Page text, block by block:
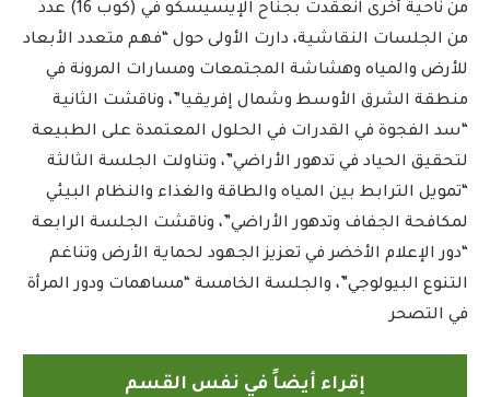
من ناحية أخرى انعقدت بجناح الإيسيسكو في (كوب 16) عدد
من الجلسات النقاشية، دارت الأولى حول “فهم متعدد الأبعاد
للأرض والمياه وهشاشة المجتمعات ومسارات المرونة في
منطقة الشرق الأوسط وشمال إفريقيا”، وناقشت الثانية
“سد الفجوة في القدرات في الحلول المعتمدة على الطبيعة
لتحقيق الحياد في تدهور الأراضي”، وتناولت الجلسة الثالثة
“تمويل الترابط بين المياه والطاقة والغذاء والنظام البيئي
لمكافحة الجفاف وتدهور الأراضي”، وناقشت الجلسة الرابعة
“دور الإعلام الأخضر في تعزيز الجهود لحماية الأرض وتناغم
التنوع البيولوجي”، والجلسة الخامسة “مساهمات ودور المرأة
في التصحر
إقراء أيضاً في نفس القسم